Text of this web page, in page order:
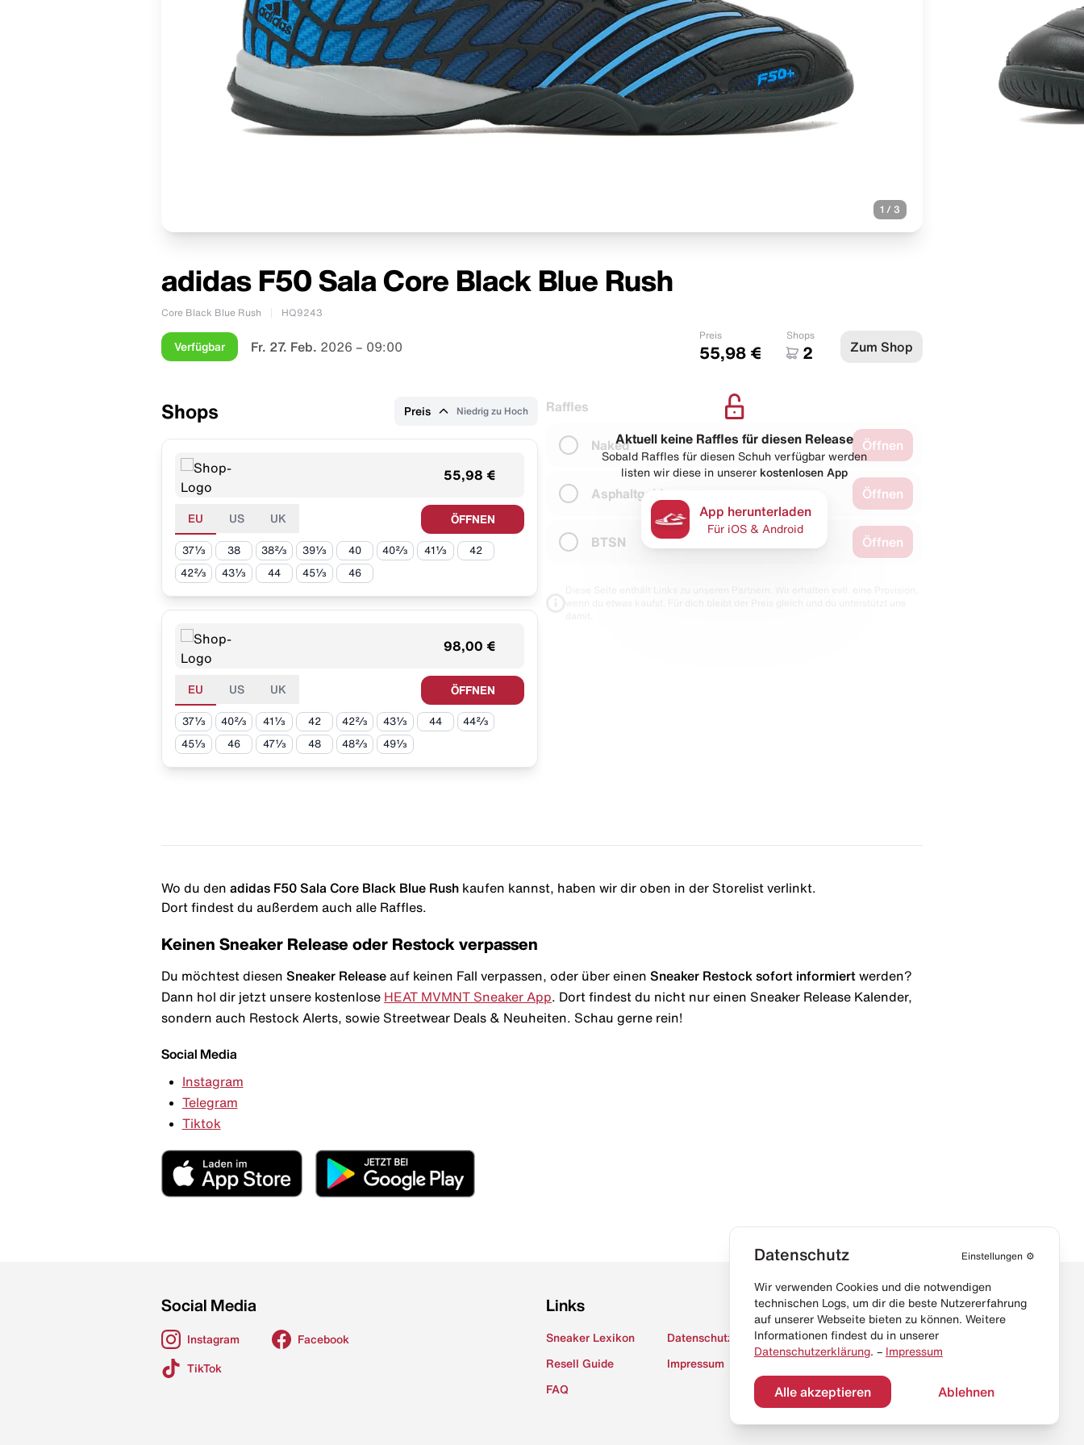
1 / 3
adidas F50 Sala Core Black Blue Rush
Core Black Blue Rush HQ9243
Verfügbar Fr. 27. Feb. 2026 – 09:00
Preis
55,98 €
Shops
2 Zum Shop
Shops Preis Niedrig zu Hoch
55,98 €
EU US UK ÖFFNEN
37⅓ 38 38⅔ 39⅓ 40 40⅔ 41⅓ 42
42⅔ 43⅓ 44 45⅓ 46
98,00 €
EU US UK ÖFFNEN
37⅓ 40⅔ 41⅓ 42 42⅔ 43⅓ 44 44⅔
45⅓ 46 47⅓ 48 48⅔ 49⅓
Raffles
Naked Öffnen
Asphaltgold Öffnen
BTSN Öffnen
Aktuell keine Raffles für diesen Release
Sobald Raffles für diesen Schuh verfügbar werden
listen wir diese in unserer kostenlosen App
App herunterladen
Für iOS & Android
Wo du den adidas F50 Sala Core Black Blue Rush kaufen kannst, haben wir dir oben in der Storelist verlinkt.
Dort findest du außerdem auch alle Raffles.
Keinen Sneaker Release oder Restock verpassen
Du möchtest diesen Sneaker Release auf keinen Fall verpassen, oder über einen Sneaker Restock sofort informiert werden?
Dann hol dir jetzt unsere kostenlose HEAT MVMNT Sneaker App . Dort findest du nicht nur einen Sneaker Release Kalender,
sondern auch Restock Alerts, sowie Streetwear Deals & Neuheiten. Schau gerne rein!
Social Media
Instagram
Telegram
Tiktok
Social Media
Instagram
TikTok
Facebook
Links
Sneaker Lexikon
Resell Guide
FAQ
Datenschutz
Impressum
Datenschutz Einstellungen ⚙️
Wir verwenden Cookies und die notwendigen
technischen Logs, um dir die beste Nutzererfahrung
auf unserer Webseite bieten zu können. Weitere
Informationen findest du in unserer
Datenschutzerklärung. – Impressum
Alle akzeptieren Ablehnen